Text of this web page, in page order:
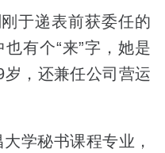
刚于递表前获委任的
有个“来”字，她是
，还兼任公司营运
学秘书课程专业，